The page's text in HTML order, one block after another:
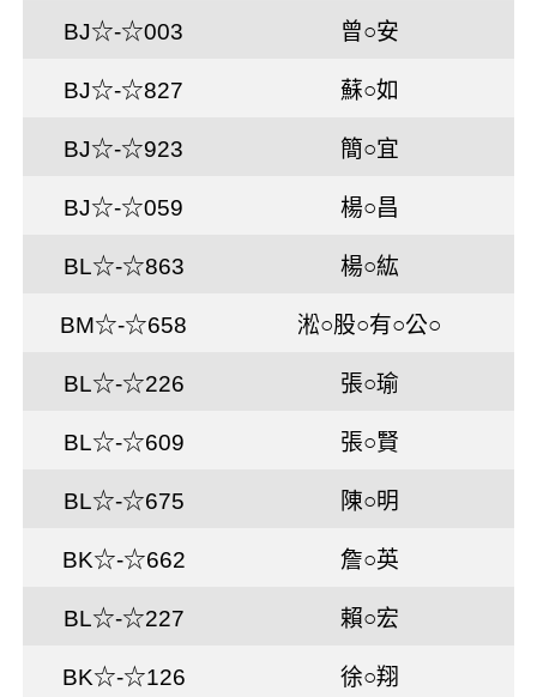
BJ☆-☆003 曾○安
BJ☆-☆827 蘇○如
BJ☆-☆923 簡○宜
BJ☆-☆059 楊○昌
BL☆-☆863 楊○紘
BM☆-☆658 淞○股○有○公○
BL☆-☆226 張○瑜
BL☆-☆609 張○賢
BL☆-☆675 陳○明
BK☆-☆662 詹○英
BL☆-☆227 賴○宏
BK☆-☆126 徐○翔